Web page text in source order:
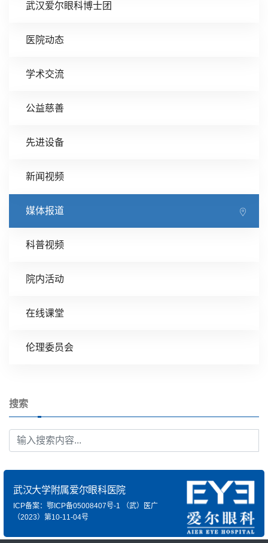
武汉爱尔眼科博士团
医院动态
学术交流
公益慈善
先进设备
新闻视频
媒体报道
科普视频
院内活动
在线课堂
伦理委员会
搜索
武汉大学附属爱尔眼科医院
ICP备案：鄂ICP备05008407号-1 （武）医广
（2023）第10-11-04号